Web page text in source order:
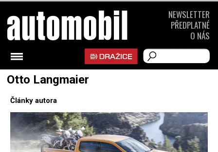
Otto Langmaier
Články autora
NEWSLETTER
PŘEDPLATNÉ
O NÁS